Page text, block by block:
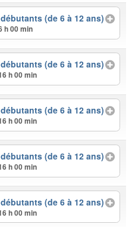
(de 6 à 12 ans)
h 00 min
(de 6 à 12 ans)
h 00 min
(de 6 à 12 ans)
h 00 min
(de 6 à 12 ans)
h 00 min
(de 6 à 12 ans)
h 00 min